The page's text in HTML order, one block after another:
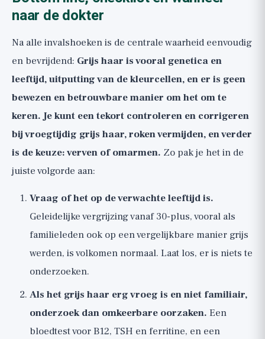
naar de dokter
Na alle invalshoeken is de centrale waarheid eenvoudig
en bevrijdend: Grijs haar is vooral genetica en
leeftijd, uitputting van de kleurcellen, en er is geen
bewezen en betrouwbare manier om het om te
keren. Je kunt een tekort controleren en corrigeren
bij vroegtijdig grijs haar, roken vermijden, en verder
is de keuze: verven of omarmen. Zo pak je het in de
juiste volgorde aan:
Vraag of het op de verwachte leeftijd is.
Geleidelijke vergrijzing vanaf 30-plus, vooral als
familieleden ook op een vergelijkbare manier grijs
werden, is volkomen normaal. Laat los, er is niets te
onderzoeken.
Als het grijs haar erg vroeg is en niet familiair,
onderzoek dan omkeerbare oorzaken. Een
bloedtest voor B12, TSH en ferritine, en een